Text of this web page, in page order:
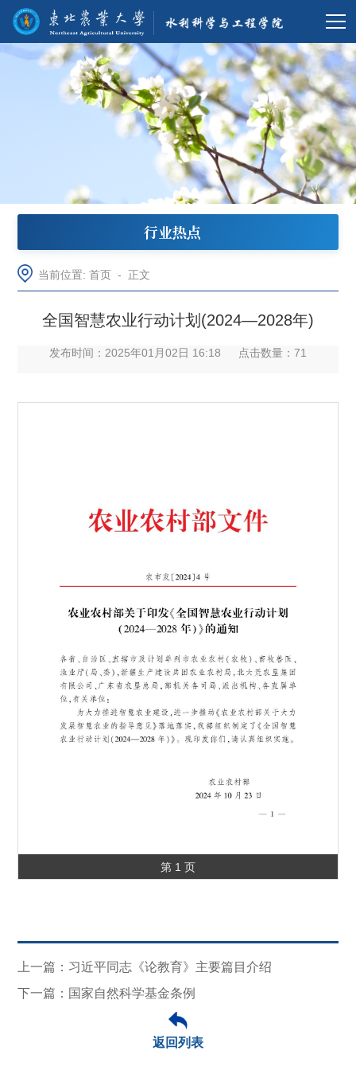
行业热点
当前位置:首页 - 正文
全国智慧农业行动计划(2024—2028年)
发布时间：2025年01月02日 16:18 点击数量： 71
第 1 页
上一篇：习近平同志《论教育》主要篇目介绍
下一篇：国家自然科学基金条例
返回列表